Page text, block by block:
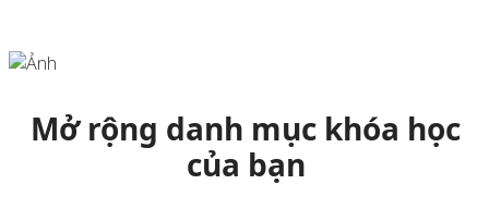
Mở rộng danh mục khóa học
của bạn